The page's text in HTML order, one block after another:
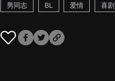
男同志
BL 爱情 喜剧